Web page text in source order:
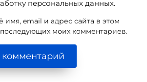
персональных данных.
имя, email и адрес сайта в этом
моих комментариев.